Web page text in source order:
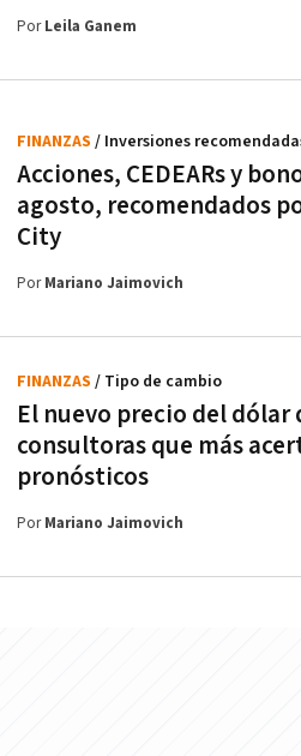
PorLeila Ganem
Acciones, CEDEARs y
agosto, recomendados
City
FINANZAS / Inversiones
PorMariano Jaimovich
El nuevo precio del dólar
consultoras que más
pronósticos
FINANZAS / Tipo de cambio
PorMariano Jaimovich